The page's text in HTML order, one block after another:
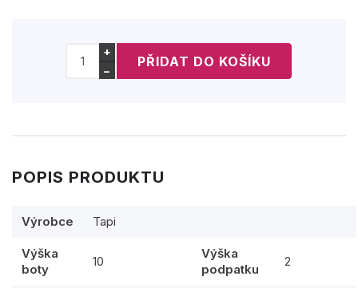
+
−
POPIS PRODUKTU
Výrobce Tapi
Výška
boty
10
Výška
podpatku
2